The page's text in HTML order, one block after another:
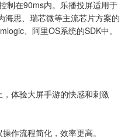
制在90ms内。乐播投屏适用于
思、瑞芯微等主流芯片方案的
、阿里OS系统的SDK中。
体验大屏手游的快感和刺激
流程简化，效率更高。